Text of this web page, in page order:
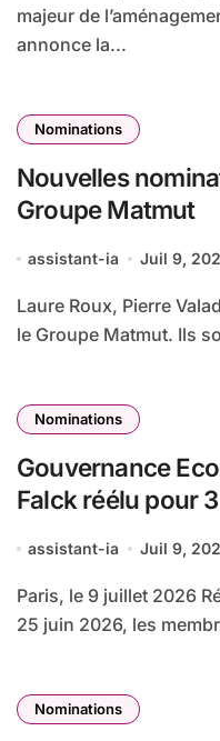
majeur de
annonce la...
Nominations
Nouvelles
Groupe Matmut
assistant-ia Juil 9,
Laure Roux, Pierre Valade et Frédéric Ewald rejoignent
le Groupe Matmut. Ils
Nominations
Gouvernance
Falck réélu pour
assistant-ia Juil 9,
Paris, le 9 juillet 2026 Réunis en Assemblée générale le
25 juin 2026, les
Nominations